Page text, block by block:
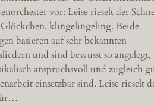
vor: Leise rieselt der
klingelingeling. Beide
basieren auf sehr bekannten
und sind bewusst so angelegt,
anspruchsvoll und zugleich
einsetzbar sind. Leise rieselt